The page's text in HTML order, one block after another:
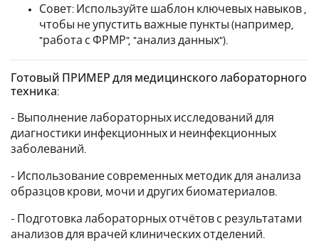
Совет: Используйте шаблон ключевых навыков ,
чтобы не упустить важные пункты (например,
"работа с ФРМР", "анализ данных").
Готовый ПРИМЕР для медицинского лабораторного
техника:
- Выполнение лабораторных исследований для
диагностики инфекционных и неинфекционных
заболеваний.
- Использование современных методик для анализа
образцов крови, мочи и других биоматериалов.
- Подготовка лабораторных отчётов с результатами
анализов для врачей клинических отделений.